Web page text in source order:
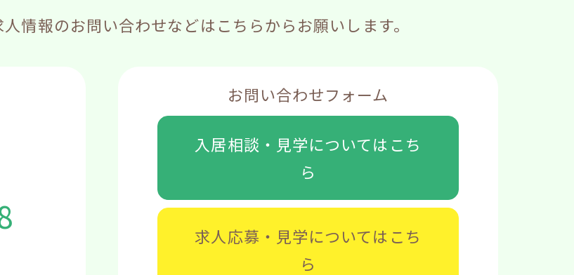
情報のお問い合わせなどはこちらからお願いします。
お問い合わせフォーム
入居相談・見学については こち
ら
求人応募・見学については こち
ら